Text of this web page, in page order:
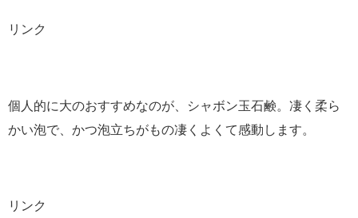
リンク
個人的に大のおすすめなのが、シャボン玉石鹸。凄く柔ら
かい泡で、かつ泡立ちがもの凄くよくて感動します。
リンク